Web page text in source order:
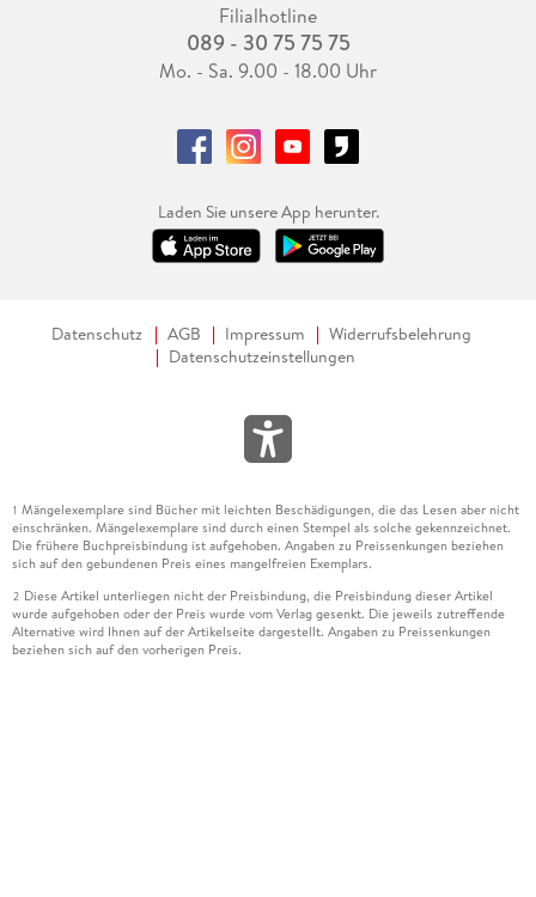
Filialhotline
089 - 30 75 75 75
Mo. - Sa. 9.00 - 18.00 Uhr
Laden Sie unsere App herunter.
Datenschutz AGB Impressum
Widerrufsbelehrung
Datenschutzeinstellungen
1 Mängelexemplare sind Bücher mit leichten Beschädigungen, die das Lesen aber nicht
einschränken. Mängelexemplare sind durch einen Stempel als solche gekennzeichnet.
Die frühere Buchpreisbindung ist aufgehoben. Angaben zu Preissenkungen beziehen
sich auf den gebundenen Preis eines mangelfreien Exemplars.
2 Diese Artikel unterliegen nicht der Preisbindung, die Preisbindung dieser Artikel
wurde aufgehoben oder der Preis wurde vom Verlag gesenkt. Die jeweils zutreffende
Alternative wird Ihnen auf der Artikelseite dargestellt. Angaben zu Preissenkungen
beziehen sich auf den vorherigen Preis.